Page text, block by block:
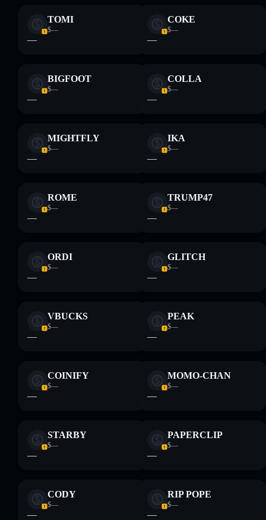
TOMI
$—
—
COKE
$—
—
BIGFOOT
$—
—
COLLA
$—
—
MIGHTFLY
$—
—
IKA
$—
—
ROME
$—
—
TRUMP47
$—
—
ORDI
$—
—
GLITCH
$—
—
VBUCKS
$—
—
PEAK
$—
—
COINIFY
$—
—
MOMO-CHAN
$—
—
STARBY
$—
—
PAPERCLIP
$—
—
CODY
$—
—
RIP POPE
$—
—